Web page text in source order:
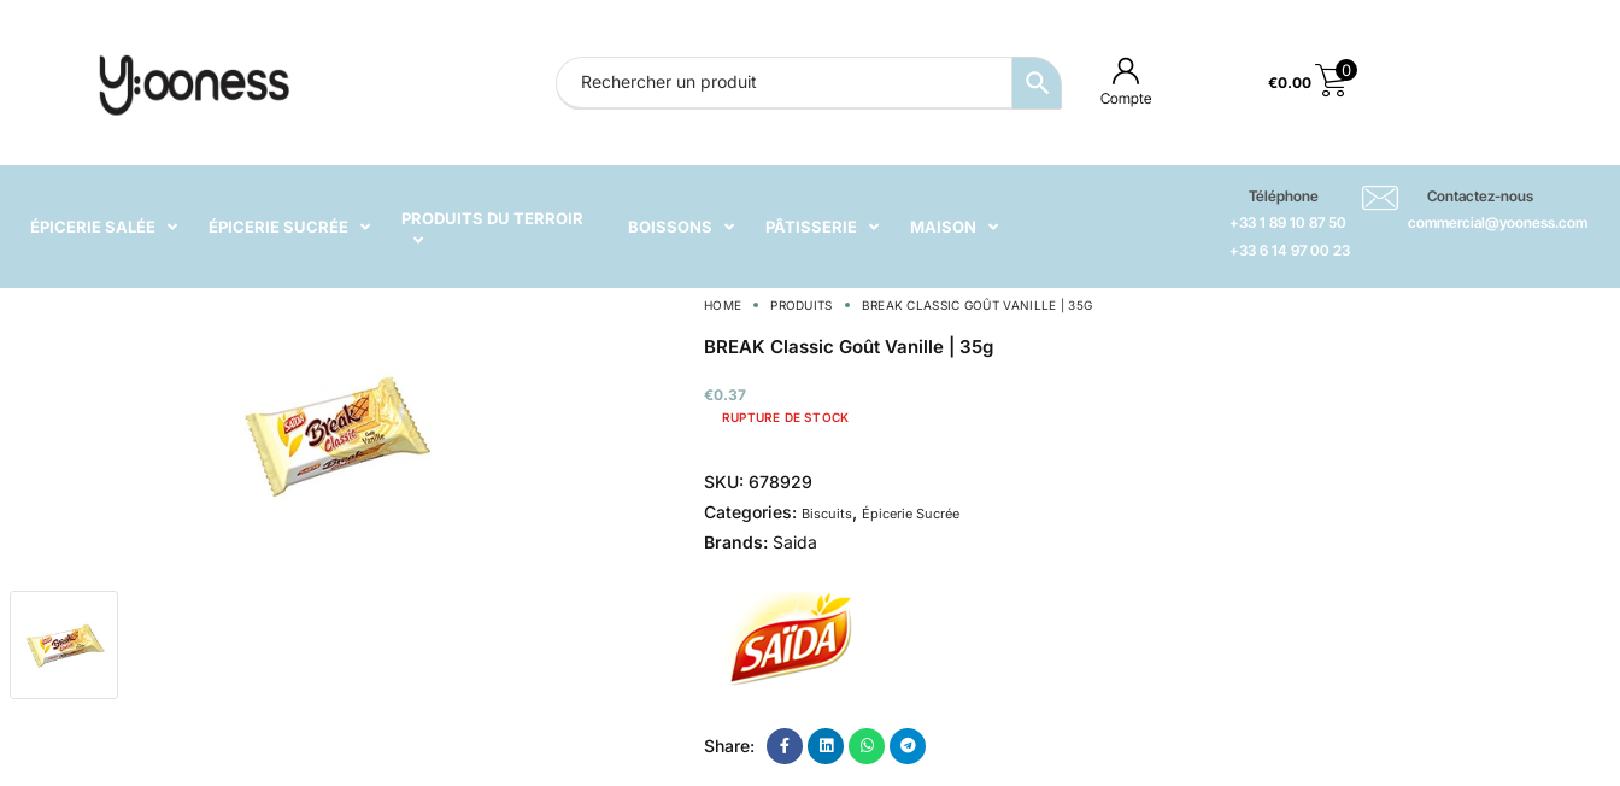
Compte
€0.00
0
ÉPICERIE SALÉE ÉPICERIE SUCRÉE PRODUITS DU TERROIR BOISSONS PÂTISSERIE MAISON
Téléphone
+33 1 89 10 87 50
+33 6 14 97 00 23
Contactez-nous
commercial@yooness.com
HOME PRODUITS BREAK CLASSIC GOÛT VANILLE | 35G
BREAK Classic Goût Vanille | 35g
€0.37
RUPTURE DE STOCK
SKU: 678929
Categories: Biscuits, Épicerie Sucrée
Brands: Saida
Share: